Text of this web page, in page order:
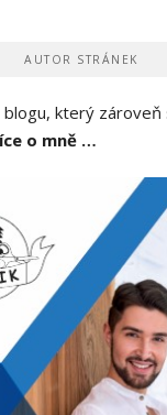
AUTOR STRÁNEK
který zároveň
o mně …